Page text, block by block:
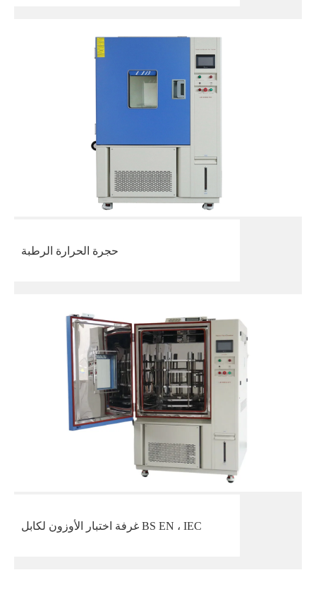
حجرة الحرارة الرطبة
غرفة اختبار الأوزون لكابل BS EN ، IEC